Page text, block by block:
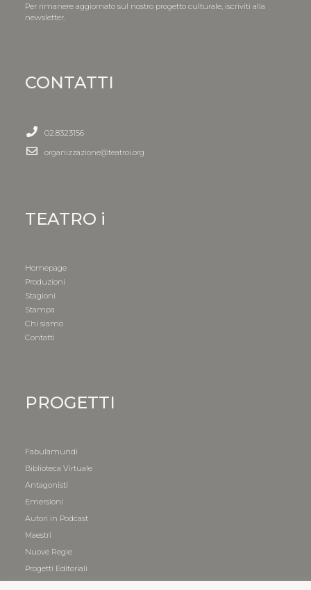
Per rimanere aggiornato sul nostro progetto culturale, iscriviti alla
newsletter.
CONTATTI
02.8323156
organizzazione@teatroi.org
TEATRO i
Homepage
Produzioni
Stagioni
Stampa
Chi siamo
Contatti
PROGETTI
Fabulamundi
Biblioteca Virtuale
Antagonisti
Emersioni
Autori in Podcast
Maestri
Nuove Regie
Progetti Editoriali